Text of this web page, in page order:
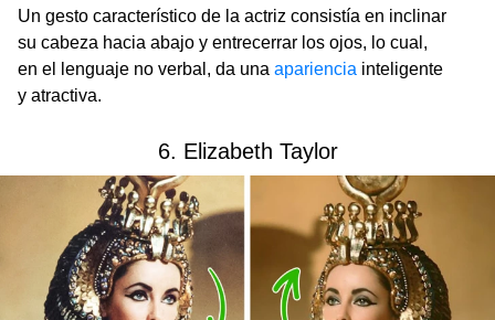
Un gesto característico de la actriz consistía en inclinar
su cabeza hacia abajo y entrecerrar los ojos, lo cual,
en el lenguaje no verbal, da una apariencia inteligente
y atractiva.
6. Elizabeth Taylor